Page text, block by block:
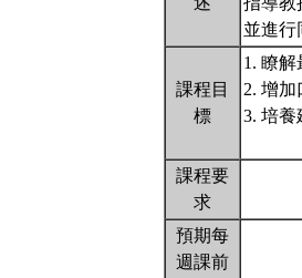
並進行
課程目
標
1. 瞭
2. 增
3. 培養
課程要
求
預期每
週課前